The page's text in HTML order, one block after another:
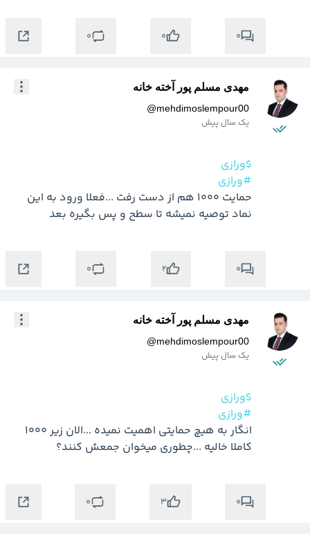
0
0
0
مهدی مسلم پور آخته خانه
@mehdimoslempour00
یک سال پیش
$ورازی
#ورازی
نماد توصیه نمیشه تا سطح و پس بگیره بعد
0
2
0
مهدی مسلم پور آخته خانه
@mehdimoslempour00
یک سال پیش
$ورازی
#ورازی
کاملا خالیه ...چطوری میخوان جمعش کنند؟
0
3
0